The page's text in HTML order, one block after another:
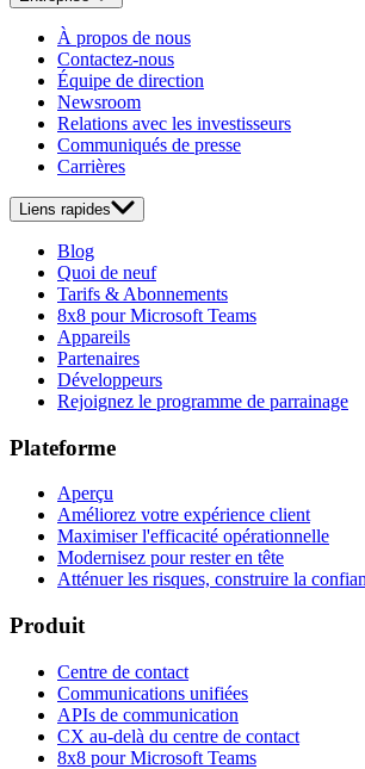
À propos de nous
Contactez-nous
Équipe de direction
Newsroom
Relations avec les investisseurs
Communiqués de presse
Carrières
Liens rapides
Blog
Quoi de neuf
Tarifs & Abonnements
8x8 pour Microsoft Teams
Appareils
Partenaires
Développeurs
Rejoignez le programme de parrainage
Plateforme
Aperçu
Améliorez votre expérience client
Maximiser l'efficacité opérationnelle
Modernisez pour rester en tête
Atténuer les risques, construire la
Produit
Centre de contact
Communications unifiées
APIs de communication
CX au-delà du centre de contact
8x8 pour Microsoft Teams